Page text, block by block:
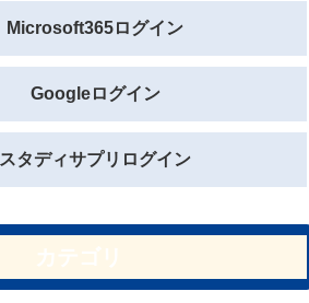
Microsoft365ログイン
Googleログイン
スタディサプリログイン